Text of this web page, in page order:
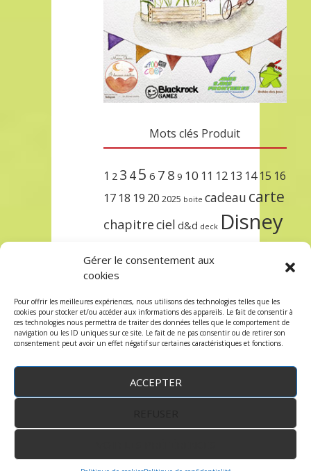
Gérer le consentement aux
cookies
Pour offrir les meilleures expériences, nous utilisons des technologies telles que les
cookies pour stocker et/ou accéder aux informations des appareils. Le fait de consentir à
ces technologies nous permettra de traiter des données telles que le comportement de
navigation ou les ID uniques sur ce site. Le fait de ne pas consentir ou de retirer son
consentement peut avoir un effet négatif sur certaines caractéristiques et fonctions.
ACCEPTER
Mots clés Produit
1 2 3 45 6 7 8 9 10 11 12 13 14 15 16
17 18 19 20 2025 boite cadeau carte
chapitreciel d&d deck Disney
lorcana
protègeprécommandesetsleeve
terre trois unlockursula étincelant
Copyright © 2023 robindesjeux.com -Mentions